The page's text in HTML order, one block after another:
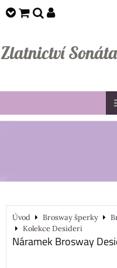
Zlatnictví
Úvod Brosway šperky
Kolekce Desideri
Náramek Brosway